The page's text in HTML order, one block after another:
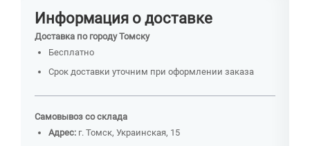
Информация о доставке
Доставка по городу Томску
Бесплатно
Срок доставки уточним при оформлении заказа
Самовывоз со склада
Адрес: г. Томск, Украинская, 15